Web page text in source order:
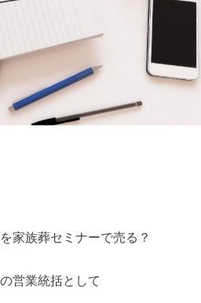
家族葬セミナーで売る？
営業統括として